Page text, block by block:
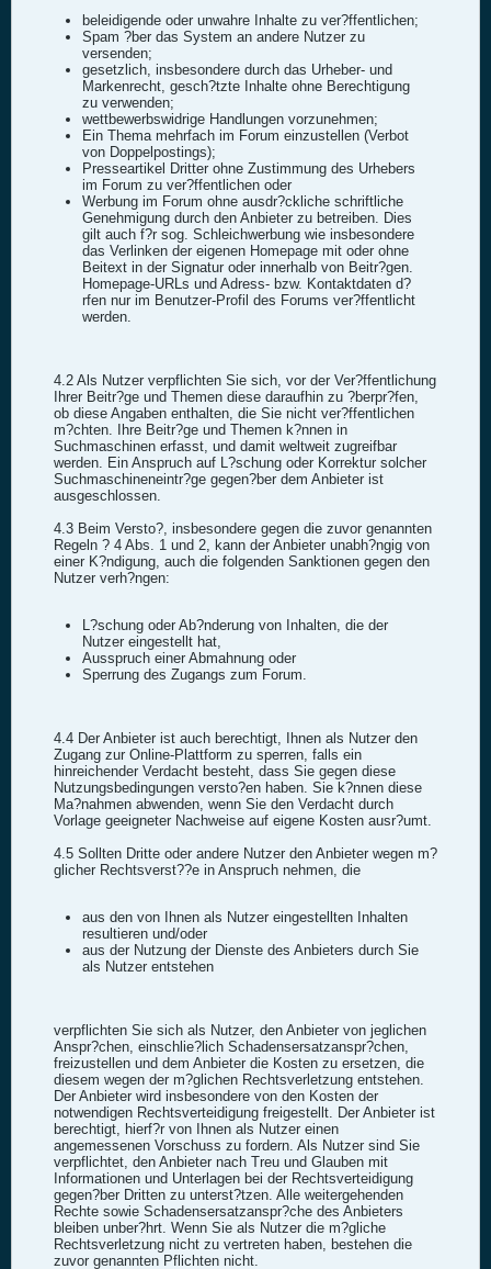
beleidigende oder unwahre Inhalte zu ver?ffentlichen;
Spam ?ber das System an andere Nutzer zu
versenden;
gesetzlich, insbesondere durch das Urheber- und
Markenrecht, gesch?tzte Inhalte ohne Berechtigung
zu verwenden;
wettbewerbswidrige Handlungen vorzunehmen;
Ein Thema mehrfach im Forum einzustellen (Verbot
von Doppelpostings);
Presseartikel Dritter ohne Zustimmung des Urhebers
im Forum zu ver?ffentlichen oder
Werbung im Forum ohne ausdr?ckliche schriftliche
Genehmigung durch den Anbieter zu betreiben. Dies
gilt auch f?r sog. Schleichwerbung wie insbesondere
das Verlinken der eigenen Homepage mit oder ohne
Beitext in der Signatur oder innerhalb von Beitr?gen.
Homepage-URLs und Adress- bzw. Kontaktdaten d?
rfen nur im Benutzer-Profil des Forums ver?ffentlicht
werden.
4.2 Als Nutzer verpflichten Sie sich, vor der Ver?ffentlichung
Ihrer Beitr?ge und Themen diese daraufhin zu ?berpr?fen,
ob diese Angaben enthalten, die Sie nicht ver?ffentlichen
m?chten. Ihre Beitr?ge und Themen k?nnen in
Suchmaschinen erfasst, und damit weltweit zugreifbar
werden. Ein Anspruch auf L?schung oder Korrektur solcher
Suchmaschineneintr?ge gegen?ber dem Anbieter ist
ausgeschlossen.
4.3 Beim Versto?, insbesondere gegen die zuvor genannten
Regeln ? 4 Abs. 1 und 2, kann der Anbieter unabh?ngig von
einer K?ndigung, auch die folgenden Sanktionen gegen den
Nutzer verh?ngen:
L?schung oder Ab?nderung von Inhalten, die der
Nutzer eingestellt hat,
Ausspruch einer Abmahnung oder
Sperrung des Zugangs zum Forum.
4.4 Der Anbieter ist auch berechtigt, Ihnen als Nutzer den
Zugang zur Online-Plattform zu sperren, falls ein
hinreichender Verdacht besteht, dass Sie gegen diese
Nutzungsbedingungen versto?en haben. Sie k?nnen diese
Ma?nahmen abwenden, wenn Sie den Verdacht durch
Vorlage geeigneter Nachweise auf eigene Kosten ausr?umt.
4.5 Sollten Dritte oder andere Nutzer den Anbieter wegen m?
glicher Rechtsverst??e in Anspruch nehmen, die
aus den von Ihnen als Nutzer eingestellten Inhalten
resultieren und/oder
aus der Nutzung der Dienste des Anbieters durch Sie
als Nutzer entstehen
verpflichten Sie sich als Nutzer, den Anbieter von jeglichen
Anspr?chen, einschlie?lich Schadensersatzanspr?chen,
freizustellen und dem Anbieter die Kosten zu ersetzen, die
diesem wegen der m?glichen Rechtsverletzung entstehen.
Der Anbieter wird insbesondere von den Kosten der
notwendigen Rechtsverteidigung freigestellt. Der Anbieter ist
berechtigt, hierf?r von Ihnen als Nutzer einen
angemessenen Vorschuss zu fordern. Als Nutzer sind Sie
verpflichtet, den Anbieter nach Treu und Glauben mit
Informationen und Unterlagen bei der Rechtsverteidigung
gegen?ber Dritten zu unterst?tzen. Alle weitergehenden
Rechte sowie Schadensersatzanspr?che des Anbieters
bleiben unber?hrt. Wenn Sie als Nutzer die m?gliche
Rechtsverletzung nicht zu vertreten haben, bestehen die
zuvor genannten Pflichten nicht.